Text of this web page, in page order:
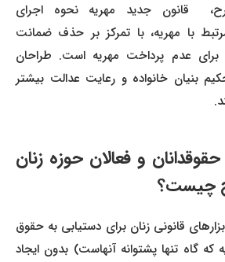
جدید مهریه نحوه اجرای
با مهریه، با تمرکز بر حذف ضمانت
عدم پرداخت مهریه است. طراحان
بنیان خانواده و رعایت عدالت بیشتر
و فعالان حوزه زنان
چیست؟
قانونی زنان برای دستیابی به حقوق
گاه تنها پشتوانه آنهاست) بدون ایجاد